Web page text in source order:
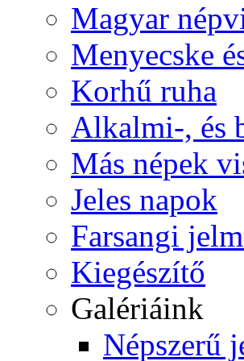
Magyar
Menyecske
Korhű ruha
Alkalmi-, és
Más népek
Jeles napok
Farsangi
Kiegészítő
Galériáink
Népszerű